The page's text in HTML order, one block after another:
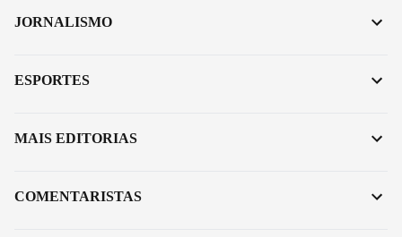
JORNALISMO
ESPORTES
MAIS EDITORIAS
COMENTARISTAS